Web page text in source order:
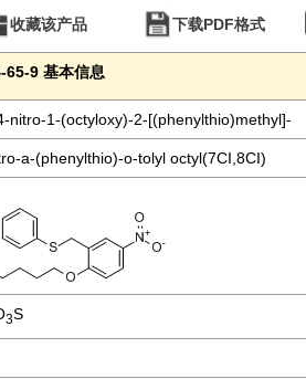
收藏该产品 下载PDF格式
9 基本信息
nitro-1-(octyloxy)-2-[(phenylthio)methyl]-
a-(phenylthio)-o-tolyl octyl(7CI,8CI)
3S